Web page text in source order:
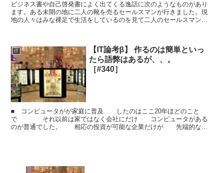
ビジネス書や自己啓発書によく出てくる逸話に次のようなものがあり
ます。ある未開の地に二人の靴を売るセールスマンが行きました。現
地の人々はみな裸足で生活をしているのを見て二人のセールスマンは
IT
【IT論考β】 作るのは簡単といっ
たら語弊はあるが、、。
［#340］
■ コンピュータがが家庭に普及 したのはここ20年ほどのこと
で それ以前は家ではなく会社にだけ コンピュータがある
のが普通でした。 相応の投資が可能な企業だけが 先端的なIT